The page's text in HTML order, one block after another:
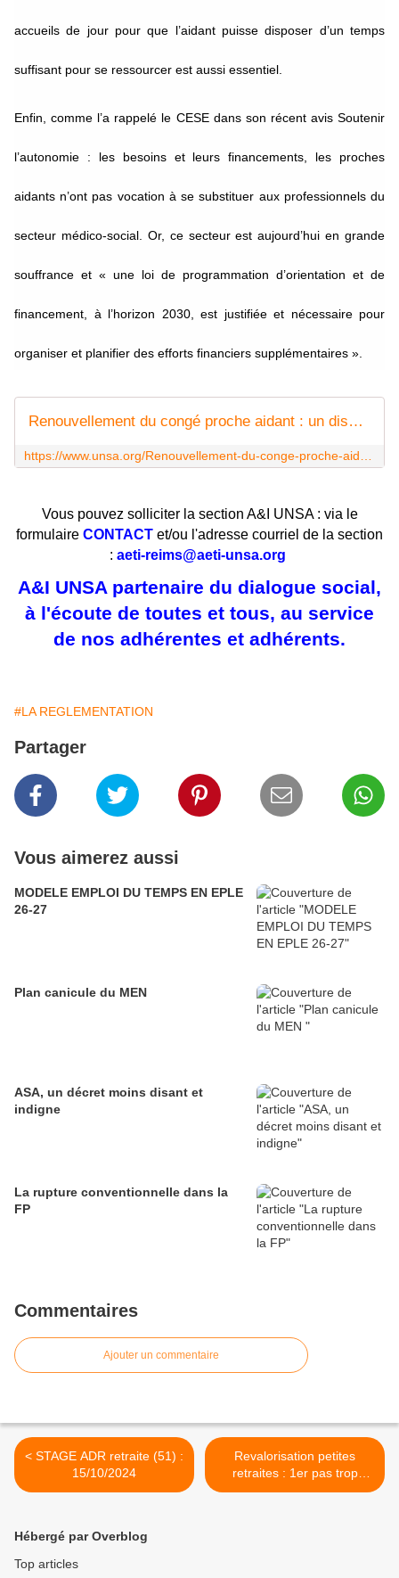
accueils de jour pour que l’aidant puisse disposer d’un temps
suffisant pour se ressourcer est aussi essentiel.
Enfin, comme l’a rappelé le CESE dans son récent avis Soutenir
l’autonomie : les besoins et leurs financements , les proches
aidants n’ont pas vocation à se substituer aux professionnels du
secteur médico-social. Or, ce secteur est aujourd’hui en grande
souffrance et « une loi de programmation d’orientation et de
financement, à l’horizon 2030, est justifiée et nécessaire pour
organiser et planifier des efforts financiers supplémentaires ».
Renouvellement du congé proche aidant : un dispositif encore trop rigide ! - UNSA
Vous pouvez solliciter la section A&I UNSA : via le
formulaire CONTACT et/ou l'adresse courriel de la section
: aeti-reims@aeti-unsa.org
A&I UNSA partenaire du dialogue social,
à l'écoute de toutes et tous, au service
de nos adhérentes et adhérents.
#LA REGLEMENTATION
Partager
Vous aimerez aussi
MODELE EMPLOI DU TEMPS EN EPLE
26-27
Plan canicule du MEN
ASA, un décret moins disant et
indigne
La rupture conventionnelle dans la
FP
Commentaires
Ajouter un commentaire
< STAGE ADR retraite (51) :
15/10/2024
Revalorisation petites
retraites : 1er pas trop
timide >
Hébergé par Overblog
Top articles